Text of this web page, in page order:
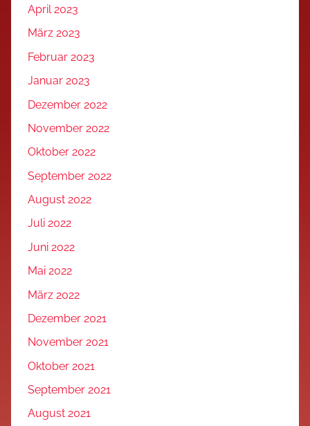
April 2023
März 2023
Februar 2023
Januar 2023
Dezember 2022
November 2022
Oktober 2022
September 2022
August 2022
Juli 2022
Juni 2022
Mai 2022
März 2022
Dezember 2021
November 2021
Oktober 2021
September 2021
August 2021